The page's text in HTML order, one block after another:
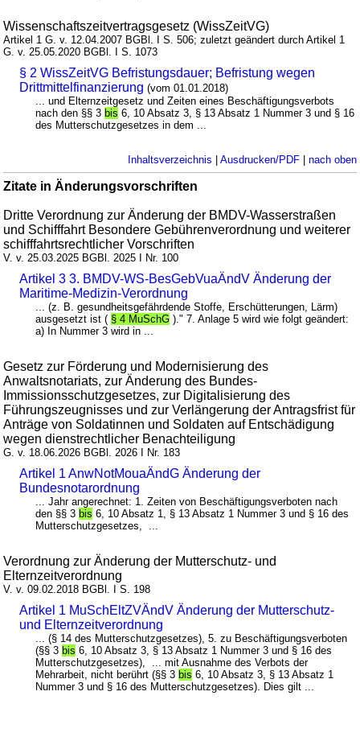
Wissenschaftszeitvertragsgesetz (WissZeitVG)
Artikel 1 G. v. 12.04.2007 BGBl. I S. 506; zuletzt geändert durch Artikel 1
G. v. 25.05.2020 BGBl. I S. 1073
§ 2 WissZeitVG Befristungsdauer; Befristung wegen
Drittmittelfinanzierung (vom 01.01.2018)
... und Elternzeitgesetz und Zeiten eines Beschäftigungsverbots
nach den §§ 3 bis 6, 10 Absatz 3, § 13 Absatz 1 Nummer 3 und § 16
des Mutterschutzgesetzes in dem ...
Inhaltsverzeichnis Ausdrucken/PDF| nach oben
Zitate in Änderungsvorschriften
Dritte Verordnung zur Änderung der BMDV-Wasserstraßen
und Schifffahrt Besondere Gebührenverordnung und weiterer
schifffahrtsrechtlicher Vorschriften
V. v. 25.03.2025 BGBl. 2025 I Nr. 100
Artikel 3 3. BMDV-WS-BesGebVuaÄndV Änderung der
Maritime-Medizin-Verordnung
... (z. B. gesundheitsgefährdende Stoffe, Erschütterungen, Lärm)
ausgesetzt ist ( § 4 MuSchG )." 7. Anlage 5 wird wie folgt geändert:
a) In Nummer 3 wird in ...
Gesetz zur Förderung und Modernisierung des
Anwaltsnotariats, zur Änderung des Bundes-
Immissionsschutzgesetzes, zur Digitalisierung des
Führungszeugnisses und zur Verlängerung der Antragsfrist für
Anträge von Soldatinnen und Soldaten auf Entschädigung
wegen dienstrechtlicher Benachteiligung
G. v. 18.06.2026 BGBl. 2026 I Nr. 183
Artikel 1 AnwNotMouaÄndG Änderung der
Bundesnotarordnung
... Jahr angerechnet: 1. Zeiten von Beschäftigungsverboten nach
den §§ 3 bis 6, 10 Absatz 1, § 13 Absatz 1 Nummer 3 und § 16 des
Mutterschutzgesetzes, ...
Verordnung zur Änderung der Mutterschutz- und
Elternzeitverordnung
V. v. 09.02.2018 BGBl. I S. 198
Artikel 1 MuSchEltZVÄndV Änderung der Mutterschutz-
und Elternzeitverordnung
... (§ 14 des Mutterschutzgesetzes), 5. zu Beschäftigungsverboten
(§§ 3 bis 6, 10 Absatz 3, § 13 Absatz 1 Nummer 3 und § 16 des
Mutterschutzgesetzes), ... mit Ausnahme des Verbots der
Mehrarbeit, nicht berührt (§§ 3 bis 6, 10 Absatz 3, § 13 Absatz 1
Nummer 3 und § 16 des Mutterschutzgesetzes). Dies gilt ...